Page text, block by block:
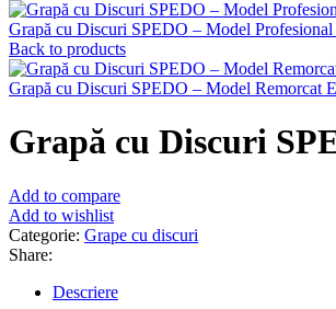
Grapă cu Discuri SPEDO – Model
Back to products
Grapă cu Discuri SPEDO – Model Remorcat
Grapă cu Discuri
Add to compare
Add to wishlist
Categorie: Grape cu discuri
Share:
Descriere